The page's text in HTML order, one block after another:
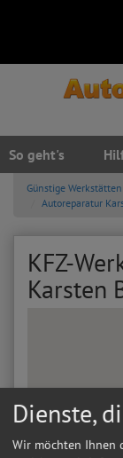
So geht's
Günstige Werkstätten
Autoreparatur
KFZ-
Karsten
Dienste,
Wir möchten Ihnen